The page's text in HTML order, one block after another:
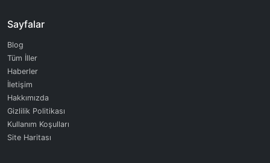
Sayfalar
Blog
Tüm İller
Haberler
İletişim
Hakkımızda
Gizlilik Politikası
Kullanım Koşulları
Site Haritası